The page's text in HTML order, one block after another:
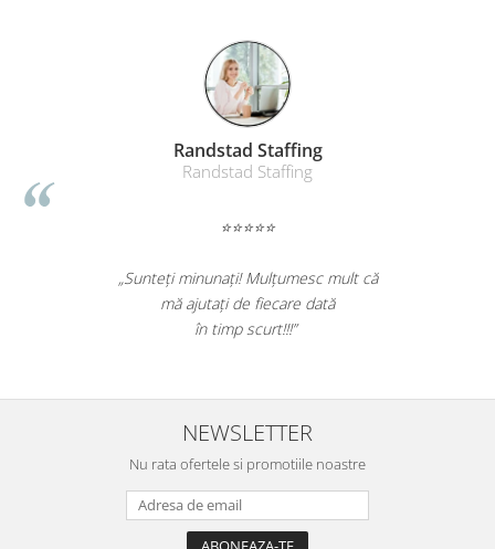
Suporturi si huse telefoane &
Boxe portabile
Distrugatoare documente
Cosuri de gunoi pentru birou
Scaune, birouri si produse
Randstad Staffing
Randstad Staffing
⭐⭐⭐⭐⭐
„Sunteți minunați! Mulțumesc mult că
mă ajutați de fiecare dată
în timp scurt!!!”
NEWSLETTER
Nu rata ofertele si promotiile noastre